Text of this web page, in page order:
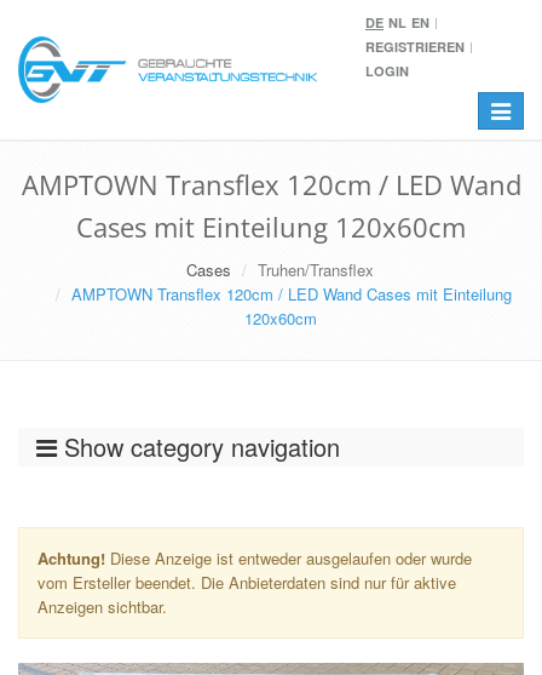
DE NL EN
REGISTRIEREN
LOGIN
Toggle
AMPTOWN Transflex 120cm / LED Wand
Cases mit Einteilung 120x60cm
Cases
Truhen/Transflex
AMPTOWN Transflex 120cm / LED Wand Cases mit Einteilung
120x60cm
Show category navigation
Achtung! Diese Anzeige ist entweder ausgelaufen oder wurde
vom Ersteller beendet. Die Anbieterdaten sind nur für aktive
Anzeigen sichtbar.